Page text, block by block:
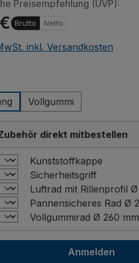
oder andere Quellen) werden
übermittelt. Klicken Sie auf
Laden von Drittanbieterinhalten
zu erlauben.
merken und alle erlauben
Preisempfehlung (UVP):
Brutto Netto
inkl. Versandkosten
Vollgummi
direkt mitbestellen
Kunststoffkappe
Sicherheitsgriff
Vollgummirad Ø 260 mm
Anmelden